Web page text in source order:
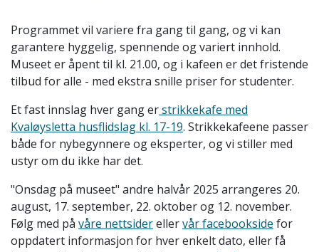
Programmet vil variere fra gang til gang, og vi kan
garantere hyggelig, spennende og variert innhold.
Museet er åpent til kl. 21.00, og i kafeen er det fristende
tilbud for alle - med ekstra snille priser for studenter.
Et fast innslag hver gang erstrikkekafe med
Kvaløysletta husflidslag kl. 17-19. Strikkekafeene passer
både for nybegynnere og eksperter, og vi stiller med
ustyr om du ikke har det.
"Onsdag på museet" andre halvår 2025 arrangeres 20.
august, 17. september, 22. oktober og 12. november.
Følg med på våre nettsiderellervår facebookside for
oppdatert informasjon for hver enkelt dato, eller få